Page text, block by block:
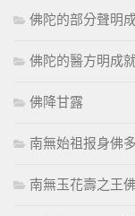
佛陀的部分聲明
佛陀的醫方明成
佛降甘露
南無始祖报身佛
南無玉花壽之王